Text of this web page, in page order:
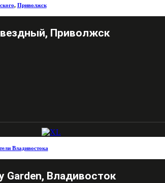
, Приволжск
Приволжск
Владивостока
Garden, Владивосток